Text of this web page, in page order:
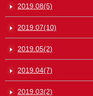
2019.08(5)
2019.07(10)
2019.05(2)
2019.04(7)
2019.03(2)